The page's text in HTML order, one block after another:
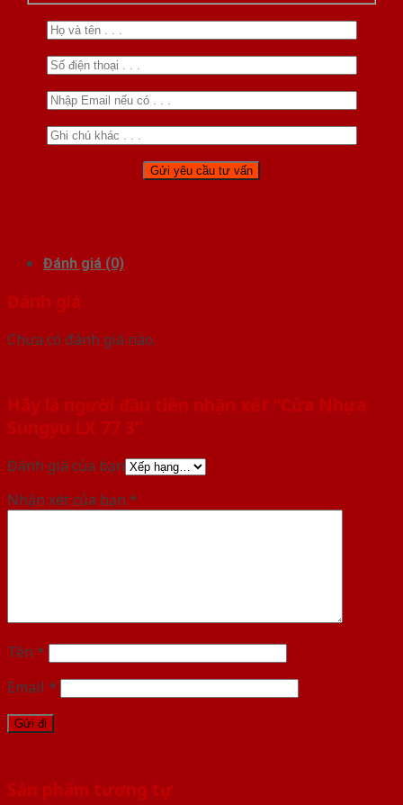
Đánh giá (0)
Đánh giá
Chưa có đánh giá nào.
Hãy là người đầu tiên nhận xét “Cửa Nhựa
Sungyu LX 77 3”
Đánh giá của bạn
Nhận xét của bạn *
Tên *
Email *
Sản phẩm tương tự